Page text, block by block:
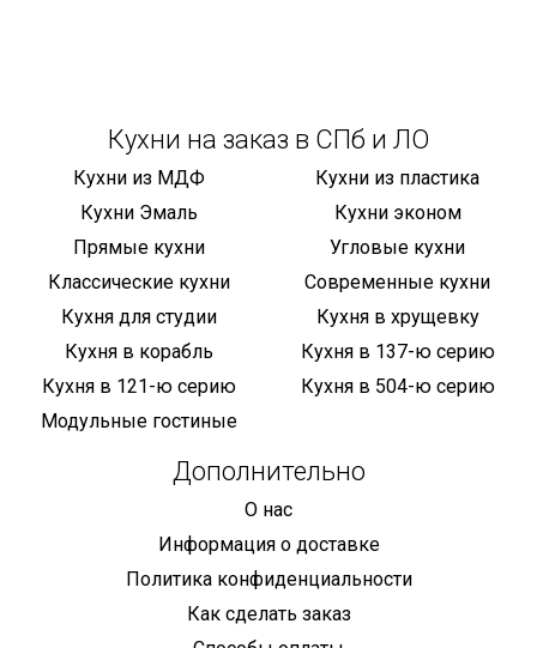
Кухни на заказ в СПб и ЛО
Кухни из МДФ
Кухни из пластика
Кухни Эмаль
Кухни эконом
Прямые кухни
Угловые кухни
Классические кухни
Современные кухни
Кухня для студии
Кухня в хрущевку
Кухня в корабль
Кухня в 137-ю серию
Кухня в 121-ю серию
Кухня в 504-ю серию
Модульные гостиные
Дополнительно
О нас
Информация о доставке
Политика конфиденциальности
Как сделать заказ